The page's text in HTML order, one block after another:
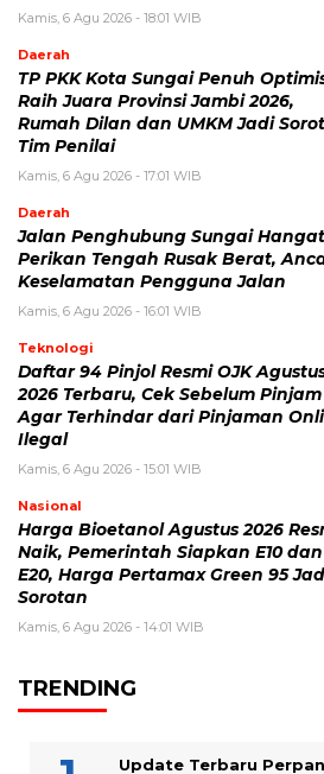
Kamis, 6 Agu 2026 - 18:01 WIB
Daerah
TP PKK Kota Sungai Penuh
Raih Juara Provinsi Jambi 2026,
Rumah Dilan dan UMKM Jadi
Tim Penilai
Kamis, 6 Agu 2026 - 17:01 WIB
Daerah
Jalan Penghubung Sungai
Perikan Tengah Rusak Berat,
Keselamatan Pengguna Jalan
Kamis, 6 Agu 2026 - 16:01 WIB
Teknologi
Daftar 94 Pinjol Resmi OJK
2026 Terbaru, Cek Sebelum Pinjam
Agar Terhindar dari Pinjaman
Ilegal
Kamis, 6 Agu 2026 - 15:01 WIB
Nasional
Harga Bioetanol Agustus 2026
Naik, Pemerintah Siapkan E10 dan
E20, Harga Pertamax Green 95
Sorotan
Kamis, 6 Agu 2026 - 14:01 WIB
TRENDING
Update Terbaru